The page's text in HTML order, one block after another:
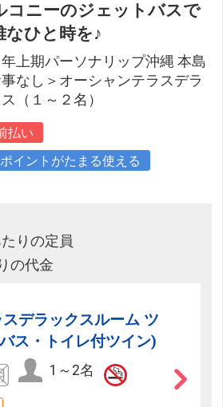
コニーのジェットバスで
なひと時を♪
年上期パーソナリップ沖縄 本島
事なし＞オーシャンテラスデラ
（１～２名）
払い
ポイントがたまる使える
りの定員
の代金
デラックスルーム ツ
ス・トイレ付ツイン)
1～2名